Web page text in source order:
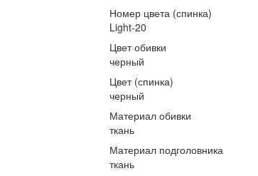
Номер цвета (спинка)
Light-20
Цвет обивки
черный
Цвет (спинка)
черный
Материал обивки
ткань
Материал подголовника
ткань